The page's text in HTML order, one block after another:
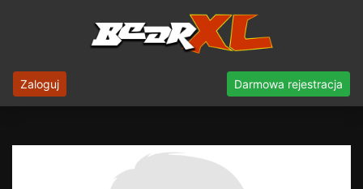
Zaloguj Darmowa rejestracja